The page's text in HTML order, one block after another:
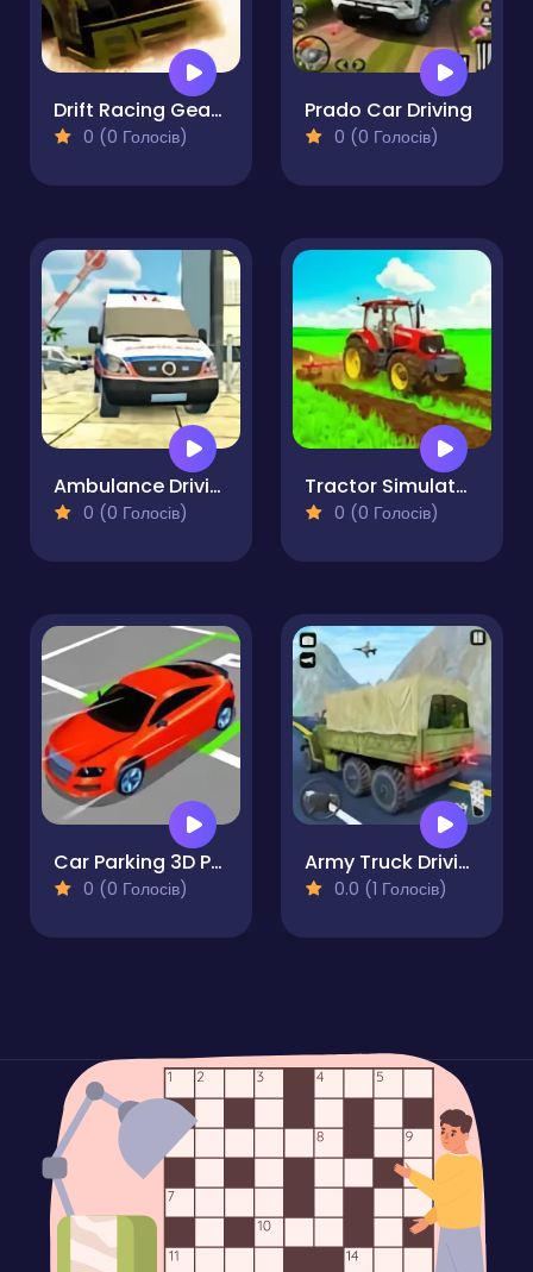
Drift Racing Gear Simulator
0 (0 Голосів)
Prado Car Driving
0 (0 Голосів)
Ambulance Driving Simulator
0 (0 Голосів)
Tractor Simulator Farming Game
0 (0 Голосів)
Car Parking 3D Pro
0 (0 Голосів)
Army Truck Driving
0.0 (1 Голосів)